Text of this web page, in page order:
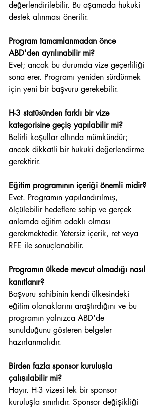
değerlendirilebilir. Bu aşamada hukuki
destek alınması önerilir.
Program tamamlanmadan önce
ABD'den ayrılınabilir mi?
Evet; ancak bu durumda vize geçerliliği
sona erer. Programı yeniden sürdürmek
için yeni bir başvuru gerekebilir.
H-3 statüsünden farklı bir vize
kategorisine geçiş yapılabilir mi?
Belirli koşullar altında mümkündür;
ancak dikkatli bir hukuki değerlendirme
gerektirir.
Eğitim programının içeriği önemli midir?
Evet. Programın yapılandırılmış,
ölçülebilir hedeflere sahip ve gerçek
anlamda eğitim odaklı olması
gerekmektedir. Yetersiz içerik, ret veya
RFE ile sonuçlanabilir.
Programın ülkede mevcut olmadığı nasıl
kanıtlanır?
Başvuru sahibinin kendi ülkesindeki
eğitim olanaklarını araştırdığını ve bu
programın yalnızca ABD'de
sunulduğunu gösteren belgeler
hazırlanmalıdır.
Birden fazla sponsor kuruluşla
çalışılabilir mi?
Hayır. H-3 vizesi tek bir sponsor
kuruluşla sınırlıdır. Sponsor değişikliği